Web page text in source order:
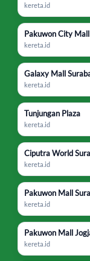
kereta.id
Pakuwon City Mall
kereta.id
Galaxy Mall
kereta.id
Tunjungan Plaza
kereta.id
Ciputra World
kereta.id
Pakuwon Mall
kereta.id
Pakuwon Mall
kereta.id